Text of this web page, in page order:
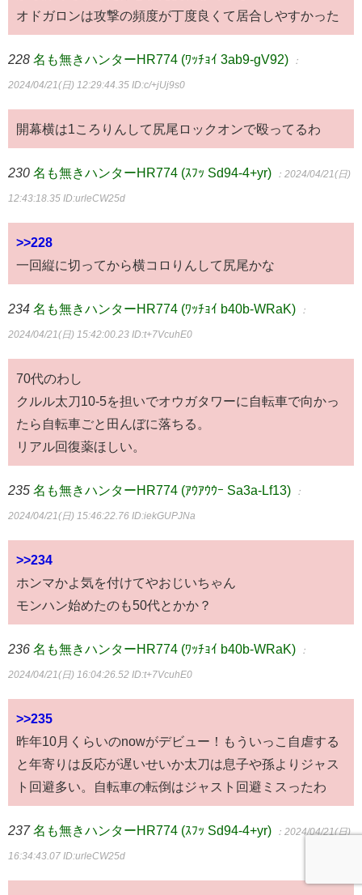
オドガロンは攻撃の頻度が丁度良くて居合しやすかった
228 名も無きハンターHR774 (ﾜｯﾁｮｲ 3ab9-gV92) ：
2024/04/21(日) 12:29:44.35 ID:c/+jUj9s0
開幕横は1ころりんして尻尾ロックオンで殴ってるわ
230 名も無きハンターHR774 (ｽﾌｯ Sd94-4+yr) ：2024/04/21(日)
12:43:18.35 ID:urleCW25d
>>228
一回縦に切ってから横コロりんして尻尾かな
234 名も無きハンターHR774 (ﾜｯﾁｮｲ b40b-WRaK) ：
2024/04/21(日) 15:42:00.23 ID:t+7VcuhE0
70代のわし
クルル太刀10-5を担いでオウガタワーに自転車で向かっ
たら自転車ごと田んぼに落ちる。
リアル回復薬ほしい。
235 名も無きハンターHR774 (ｱｳｱｳｳｰ Sa3a-Lf13) ：
2024/04/21(日) 15:46:22.76 ID:iekGUPJNa
>>234
ホンマかよ気を付けてやおじいちゃん
モンハン始めたのも50代とかか？
236 名も無きハンターHR774 (ﾜｯﾁｮｲ b40b-WRaK) ：
2024/04/21(日) 16:04:26.52 ID:t+7VcuhE0
>>235
昨年10月くらいのnowがデビュー！もういっこ自虐する
と年寄りは反応が遅いせいか太刀は息子や孫よりジャス
ト回避多い。自転車の転倒はジャスト回避ミスったわ
237 名も無きハンターHR774 (ｽﾌｯ Sd94-4+yr) ：2024/04/21(日)
16:34:43.07 ID:urleCW25d